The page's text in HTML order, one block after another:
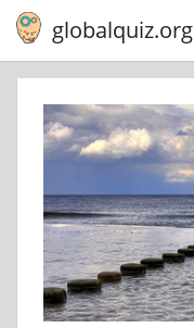
globalquiz.org